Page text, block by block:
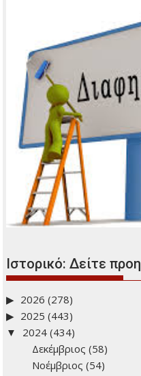
Ιστορικό: Δείτε
2026 (278)
2025 (443)
2024 (434)
Δεκέμβριος (58)
Νοέμβριος (54)